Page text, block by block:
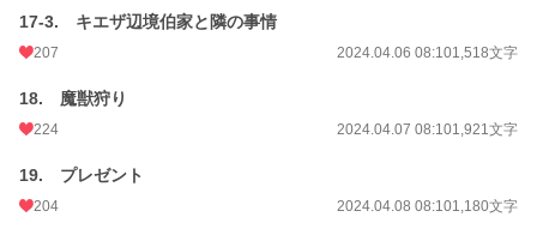
17-3. キエザ辺境伯家と隣の事情
207 2024.04.06 08:101,518文字
18. 魔獣狩り
224 2024.04.07 08:101,921文字
19. プレゼント
204 2024.04.08 08:101,180文字